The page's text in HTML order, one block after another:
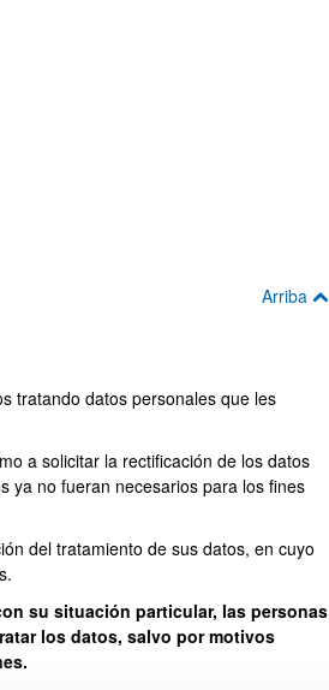
Arriba
tratando datos personales que les
a solicitar la rectificación de los datos
ya no fueran necesarios para los fines
del tratamiento de sus datos, en cuyo
su situación particular, las personas
los datos, salvo por motivos